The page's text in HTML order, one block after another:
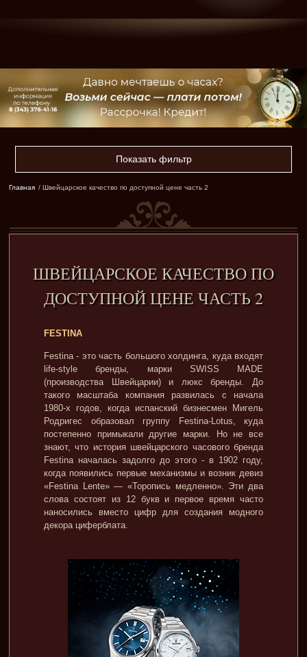
Показать фильтр
Главная / Швейцарское качество по доступной цене часть 2
ШВЕЙЦАРСКОЕ КАЧЕСТВО ПО
ДОСТУПНОЙ ЦЕНЕ ЧАСТЬ 2
FESTINA
Festina - это часть большого холдинга, куда входят
life-style бренды, марки SWISS MADE
(производства Швейцарии) и люкс бренды. До
такого масштаба компания развилась с начала
1980-х годов, когда испанский бизнесмен Мигель
Родригес образовал группу Festina-Lotus, куда
постепенно примыкали другие марки. Но не все
знают, что история швейцарского часового бренда
Festina началась задолго до этого - в 1902 году,
когда появились первые механизмы и возник девиз
«Festina Lente» — «Торопись медленно». Эти два
слова состоят из 12 букв и первое время часто
наносились вместо цифр для создания модного
декора циферблата.